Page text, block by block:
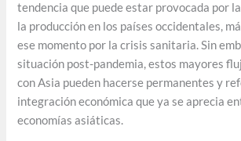
tendencia que puede estar provocada por
la producción en los países occidentales,
ese momento por la crisis sanitaria. Sin
situación post-pandemia, estos mayores
con Asia pueden hacerse permanentes y
integración económica que ya se aprecia
economías asiáticas.